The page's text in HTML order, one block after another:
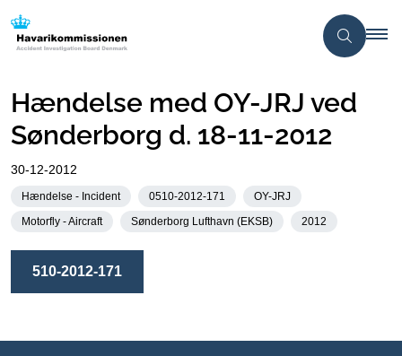
Hændelse med OY-JRJ ved
Sønderborg d. 18-11-2012
30-12-2012
Hændelse - Incident 0510-2012-171
OY-JRJ
Motorfly - Aircraft
Sønderborg Lufthavn (EKSB) 2012
510-2012-171